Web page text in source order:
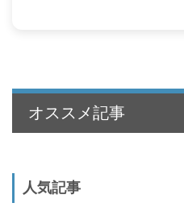
オススメ記事
人気記事